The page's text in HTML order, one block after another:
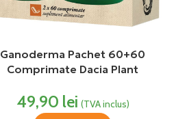
Ganoderma Pachet 60+60
Comprimate Dacia Plant
49,90 lei (TVA inclus)